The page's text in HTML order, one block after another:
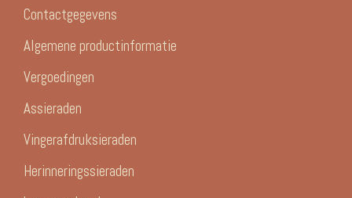
Contactgegevens
Algemene productinformatie
Vergoedingen
Assieraden
Vingerafdruksieraden
Herinneringssieraden